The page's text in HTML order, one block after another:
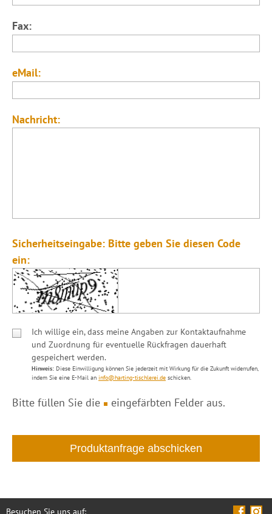
Fax:
eMail:
Nachricht:
Sicherheitseingabe: Bitte geben Sie diesen Code
ein:
Ich willige ein, dass meine Angaben zur Kontaktaufnahme
und Zuordnung für eventuelle Rückfragen dauerhaft
gespeichert werden.
Hinweis: Diese Einwilligung können Sie jederzeit mit Wirkung für die Zukunft widerrufen,
indem Sie eine E-Mail an info@harting-tischlerei.de schicken.
Bitte füllen Sie die eingefärbten Felder aus.
Besuchen Sie uns auf: